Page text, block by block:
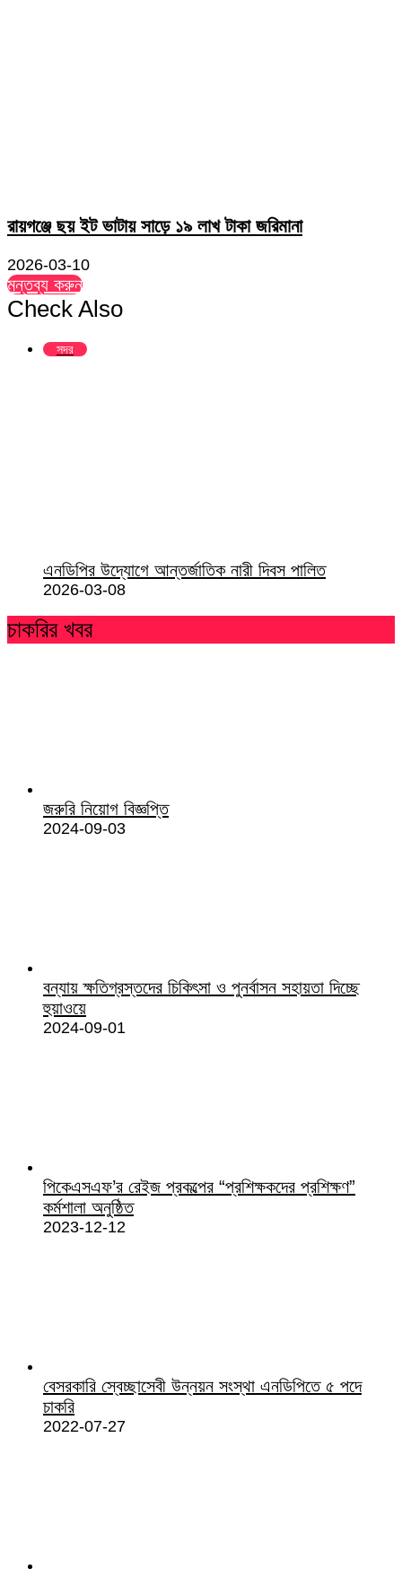
রায়গঞ্জে ছয় ইট ভাটায় সাড়ে ১৯ লাখ টাকা জরিমানা
2026-03-10
মন্তব্য করুন
Check Also
সদর
এনডিপির উদ্যোগে আন্তর্জাতিক নারী দিবস পালিত
2026-03-08
চাকরির খবর
জরুরি নিয়োগ বিজ্ঞপ্তি
2024-09-03
বন্যায় ক্ষতিগ্রস্তদের চিকিৎসা ও পুনর্বাসন সহায়তা দিচ্ছে
হুয়াওয়ে
2024-09-01
পিকেএসএফ’র রেইজ প্রকল্পের “প্রশিক্ষকদের প্রশিক্ষণ”
কর্মশালা অনুষ্ঠিত
2023-12-12
বেসরকারি স্বেচ্ছাসেবী উন্নয়ন সংস্থা এনডিপিতে ৫ পদে
চাকরি
2022-07-27